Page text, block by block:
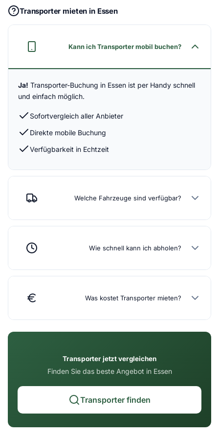
Transporter mieten in Essen
Kann ich Transporter mobil buchen?
Ja! Transporter-Buchung in Essen ist per Handy schnell
und einfach möglich.
Sofortvergleich aller Anbieter
Direkte mobile Buchung
Verfügbarkeit in Echtzeit
Welche Fahrzeuge sind verfügbar?
Wie schnell kann ich abholen?
Was kostet Transporter mieten?
Transporter jetzt vergleichen
Finden Sie das beste Angebot in Essen
Transporter finden